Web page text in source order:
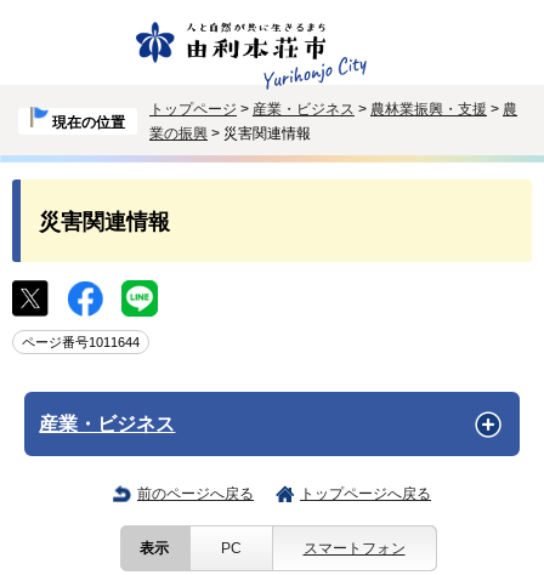
現在の位置
トップページ > 産業・ビジネス > 農林業振興・支援 > 農
業の振興 > 災害関連情報
災害関連情報
ページ番号1011644
産業・ビジネス
前のページへ戻る トップページへ戻る
表示 PC スマートフォン